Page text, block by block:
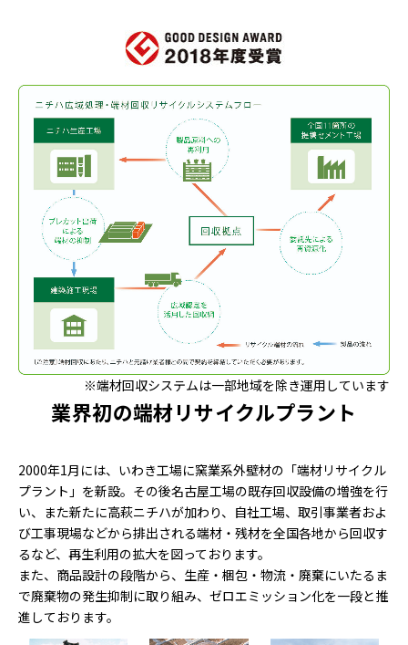
※端材回収システムは一部地域を除き運用しています
業界初の端材リサイクルプラント
2000年1月には、いわき工場に窯業系外壁材の「端材リサイクル
プラント」を新設。その後名古屋工場の既存回収設備の増強を行
い、また新たに高萩ニチハが加わり、自社工場、取引事業者およ
び工事現場などから排出される端材・残材を全国各地から回収す
るなど、再生利用の拡大を図っております。
また、商品設計の段階から、生産・梱包・物流・廃棄にいたるま
で廃棄物の発生抑制に取り組み、ゼロエミッション化を一段と推
進しております。